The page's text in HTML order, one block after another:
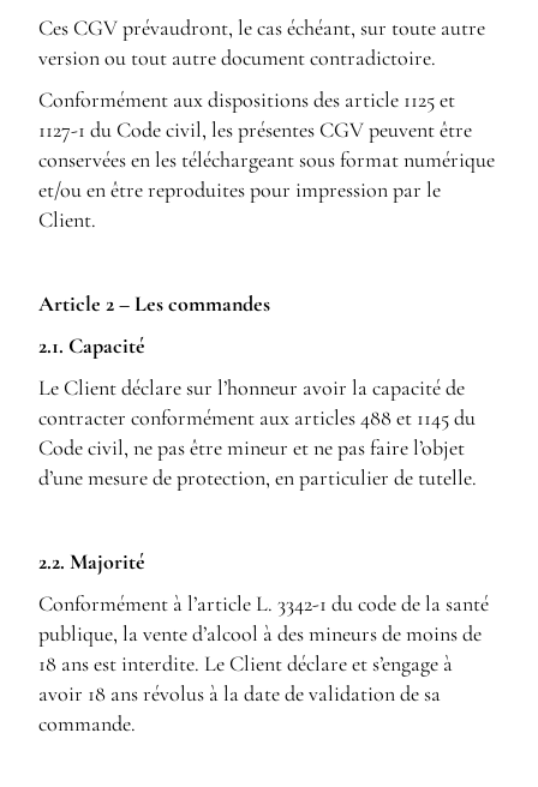
Ces CGV prévaudront, le cas échéant, sur toute autre
version ou tout autre document contradictoire.
Conformément aux dispositions des article 1125 et
1127-1 du Code civil, les présentes CGV peuvent être
conservées en les téléchargeant sous format numérique
et/ou en être reproduites pour impression par le
Client.
Article 2 – Les commandes
2.1. Capacité
Le Client déclare sur l’honneur avoir la capacité de
contracter conformément aux articles 488 et 1145 du
Code civil, ne pas être mineur et ne pas faire l’objet
d’une mesure de protection, en particulier de tutelle.
2.2. Majorité
Conformément à l’article L. 3342-1 du code de la santé
publique, la vente d’alcool à des mineurs de moins de
18 ans est interdite. Le Client déclare et s’engage à
avoir 18 ans révolus à la date de validation de sa
commande.